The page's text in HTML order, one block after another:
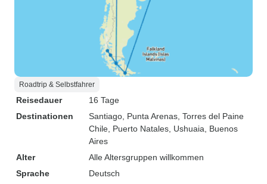
Roadtrip & Selbstfahrer
Reisedauer
16 Tage
Destinationen
Santiago , Punta Arenas , Torres del Paine
Chile , Puerto Natales , Ushuaia , Buenos
Aires
Alter
Alle Altersgruppen willkommen
Sprache
Deutsch